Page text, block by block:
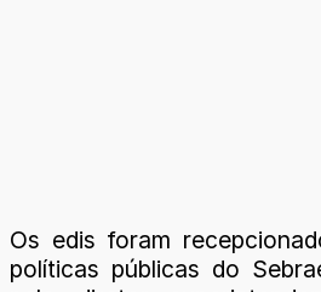
Os edis foram
políticas públicas do